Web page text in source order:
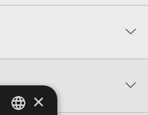
フォーマットされたHDDには、1ファイル
。データ容量が4GBを超えるダウンロ
×